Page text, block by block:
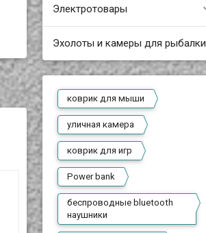
Электротовары
Эхолоты и камеры для рыбалки
коврик для мыши
уличная камера
коврик для игр
Power bank
беспроводные bluetooth
наушники